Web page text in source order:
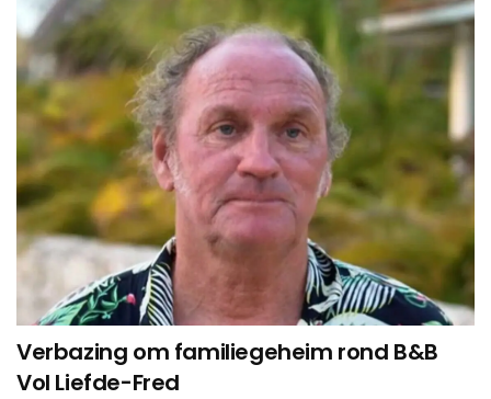
Verbazing om familiegeheim rond B&B
Vol Liefde-Fred